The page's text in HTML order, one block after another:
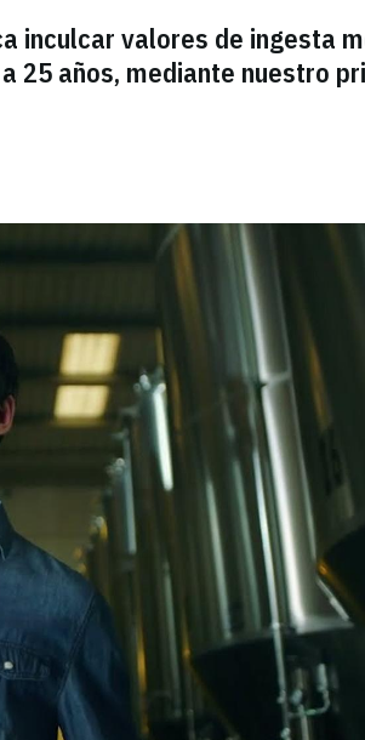
inculcar valores de ingesta
25 años, mediante nuestro